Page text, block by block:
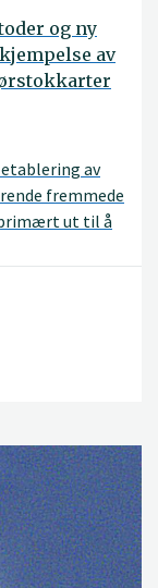
og ny
av
av
fremmede
ut til å
artene
om
og arter
er
selv. Videre
å ikke spre
og/ eller